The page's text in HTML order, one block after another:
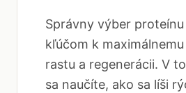
Správny výber
kľúčom k
rastu a regenerácii. V
sa naučíte, ako sa líši